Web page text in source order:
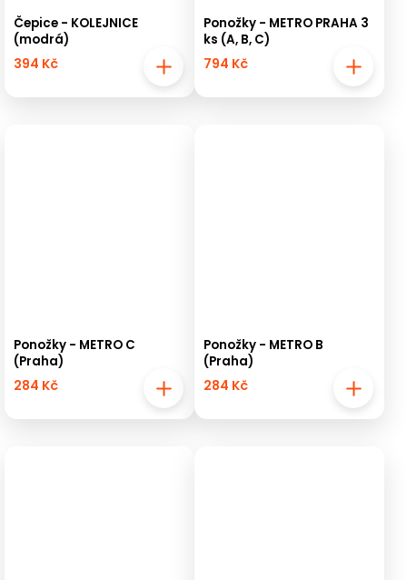
Čepice - KOLEJNICE
(modrá)
394 Kč
Ponožky - METRO PRAHA 3
ks (A, B, C)
794 Kč
Ponožky - METRO C
(Praha)
284 Kč
Ponožky - METRO B
(Praha)
284 Kč